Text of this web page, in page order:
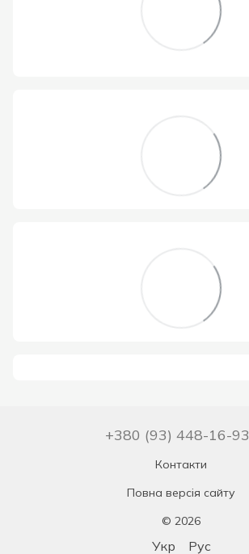
+380 (93) 448-16-93
Контакти
Повна версія сайту
© 2026
Укр Рус